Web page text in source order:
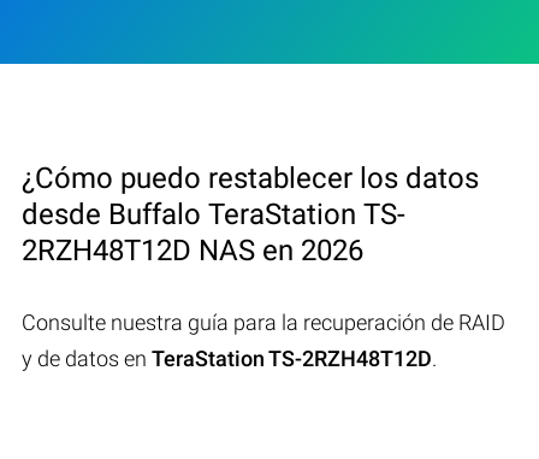
¿Cómo puedo restablecer los datos
desde Buffalo TeraStation TS-
2RZH48T12D NAS en 2026
Consulte nuestra guía para la recuperación de RAID
y de datos en TeraStation TS-2RZH48T12D.